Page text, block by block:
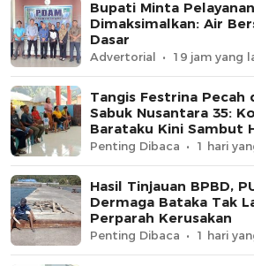
Bupati Minta
Dimaksimalkan: Air
Dasar
Advertorial 19 jam yang
Tangis Festrina Pecah
Sabuk Nusantara 35:
Barataku Kini Sambut
Penting Dibaca 1 hari
Hasil Tinjauan BPBD,
Dermaga Bataka Tak
Perparah Kerusakan
Penting Dibaca 1 hari